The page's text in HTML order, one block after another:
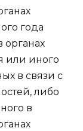
года
органах
или иного
в связи с
либо
в